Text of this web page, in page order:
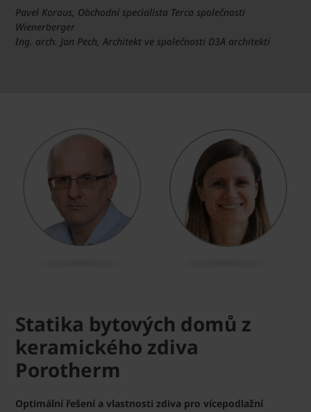
Pavel Korous, Obchodní specialista Terca společnosti
Wienerberger
Ing. arch. Jan Pech, Architekt ve společnosti D3A architekti
Statika bytových domů z
keramického zdiva
Porotherm
Optimální řešení a vlastnosti zdiva pro vícepodlažní